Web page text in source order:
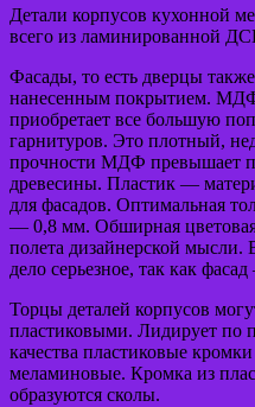
Детали корпусов кухонной
всего из ламинированной
Фасады, то есть дверцы
нанесенным покрытием.
приобретает все большую
гарнитуров. Это плотный,
прочности МДФ превышает
древесины. Пластик —
для фасадов. Оптимальная
— 0,8 мм. Обширная цветовая
полета дизайнерской
дело серьезное, так как
Торцы деталей корпусов
пластиковыми. Лидирует по
качества пластиковые
меламиновые. Кромка из
образуются сколы.